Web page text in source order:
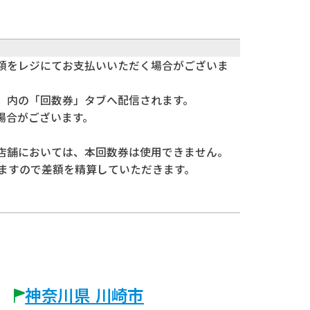
レジにてお支払いいただく場合がございま
の「回数券」タブへ配信されます。
がございます。
においては、本回数券は使用できません。
ので差額を精算していただきます。
神奈川県 川崎市